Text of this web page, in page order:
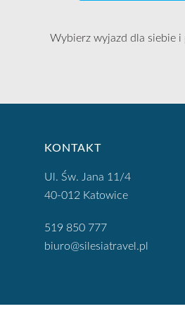
Wybierz wyjazd dla siebie i
KONTAKT
Ul. Św. Jana 11/4
40-012 Katowice
519 850 777
biuro@silesiatravel.pl